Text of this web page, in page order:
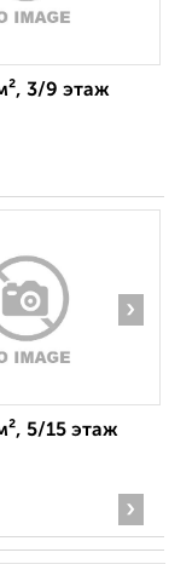
3/9 этаж
›
5/15 этаж
›